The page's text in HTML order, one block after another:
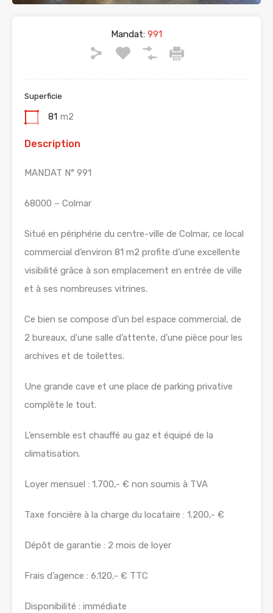
Mandat: 991
Superficie
81 m2
Description
MANDAT N° 991
68000 – Colmar
Situé en périphérie du centre-ville de Colmar, ce local
commercial d’environ 81 m2 profite d’une excellente
visibilité grâce à son emplacement en entrée de ville
et à ses nombreuses vitrines.
Ce bien se compose d’un bel espace commercial, de
2 bureaux, d’une salle d’attente, d’une pièce pour les
archives et de toilettes.
Une grande cave et une place de parking privative
complète le tout.
L’ensemble est chauffé au gaz et équipé de la
climatisation.
Loyer mensuel : 1.700,- € non soumis à TVA
Taxe foncière à la charge du locataire : 1.200,- €
Dépôt de garantie : 2 mois de loyer
Frais d’agence : 6.120,- € TTC
Disponibilité : immédiate